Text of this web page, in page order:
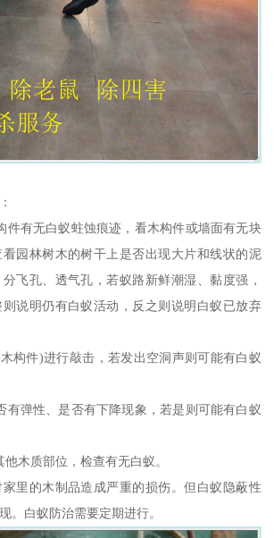
件有无白蚁蛀蚀痕迹，看木构件或墙面有无块
园林树木的树干上是否出现大片和线状的泥
飞孔、透气孔，若蚁路新鲜潮湿、黏度强，
说明仍有白蚁活动，反之则说明白蚁已放弃
构件)进行敲击，若发出空洞声则可能有白蚁
有弹性、是否有下降现象，若是则可能有白蚁
木质部位，检查有无白蚁。
里的木制品造成严重的损伤。但白蚁隐蔽性
。白蚁防治需要定期进行。